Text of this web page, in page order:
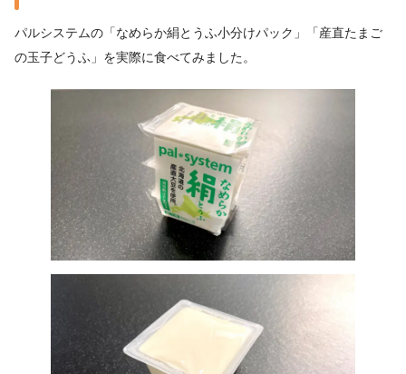
パルシステムの「なめらか絹とうふ小分けパック」「産直たまご
の玉子どうふ」を実際に食べてみました。